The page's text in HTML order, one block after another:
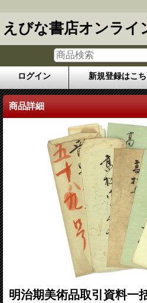
えびな書店オンライ
ログイン 新規登録はこ
商品詳細
明治期美術品取引資料一